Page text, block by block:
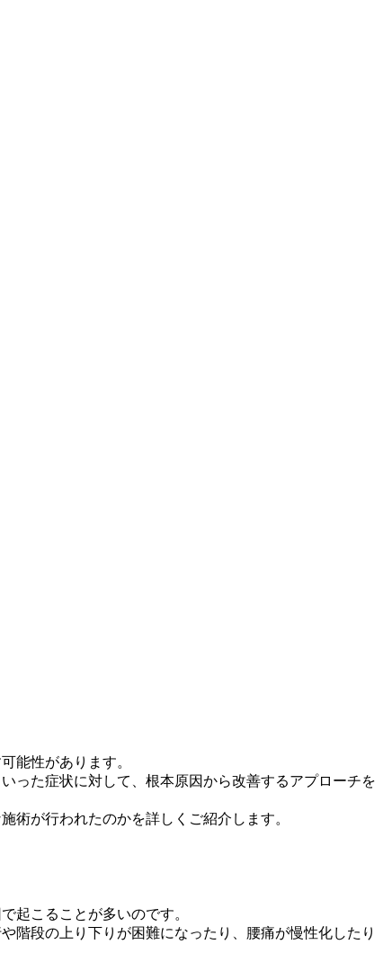
能性があります。
った症状に対して、根本原因から改善するアプローチを
術が行われたのかを詳しくご紹介します。
起こることが多いのです。
階段の上り下りが困難になったり、腰痛が慢性化したり